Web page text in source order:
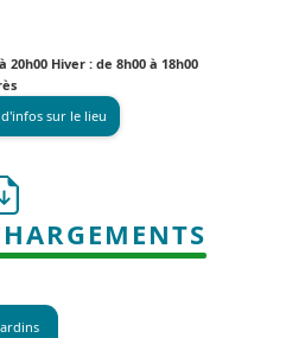
20h00 Hiver : de 8h00 à 18h00
d'infos sur le lieu